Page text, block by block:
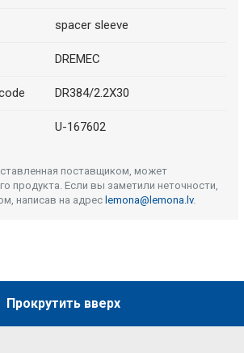
spacer sleeve
DREMEC
DR384/2.2X30
U-167602
поставщиком, может
продукта. Если вы заметили неточности,
написав на адрес lemona@lemona.lv.
Прокрутить вверх